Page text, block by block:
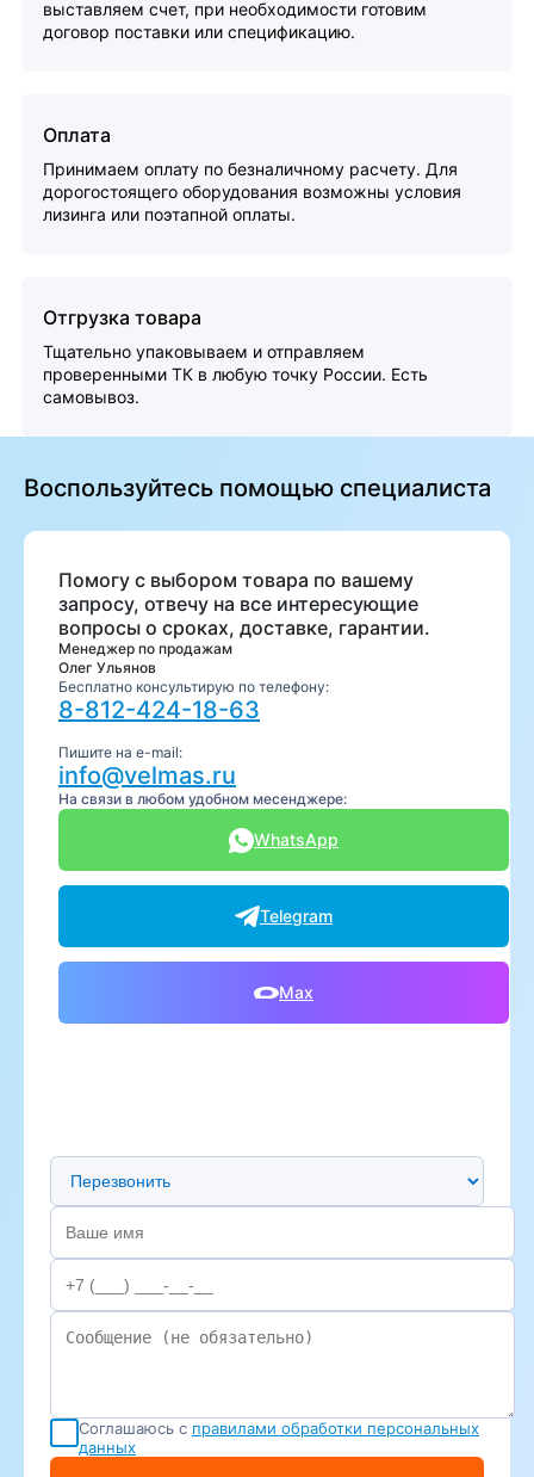
выставляем счет, при необходимости готовим
договор поставки или спецификацию.
Оплата
Принимаем оплату по безналичному расчету. Для
дорогостоящего оборудования возможны условия
лизинга или поэтапной оплаты.
Отгрузка товара
Тщательно упаковываем и отправляем
проверенными ТК в любую точку России. Есть
самовывоз.
Воспользуйтесь помощью специалиста
Помогу с выбором товара по вашему
запросу, отвечу на все интересующие
вопросы о сроках, доставке, гарантии.
Менеджер по продажам
Олег Ульянов
Бесплатно консультирую по телефону:
8-812-424-18-63
Пишите на e-mail:
info@velmas.ru
На связи в любом удобном месенджере:
WhatsApp
Telegram
Max
Предпочтительный способ связи
Соглашаюсь с правилами обработки персональных
данных